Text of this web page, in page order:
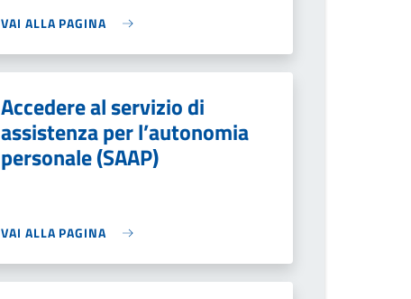
VAI ALLA PAGINA
Accedere al servizio di
assistenza per l’autonomia
personale (SAAP)
VAI ALLA PAGINA